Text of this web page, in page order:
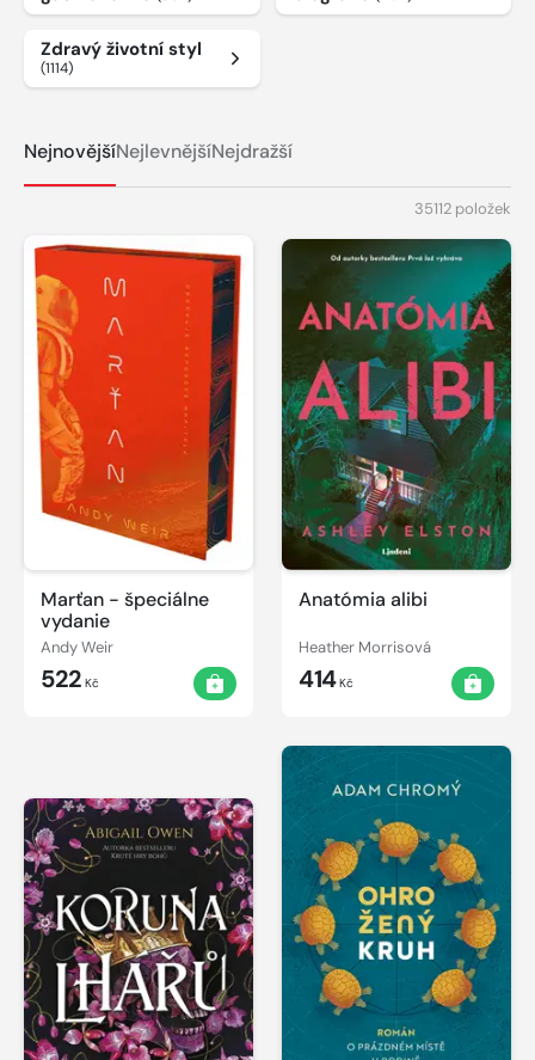
Zdravý životní styl
(1114)
NejnovějšíNejlevnějšíNejdražší
35112 položek
Marťan - špeciálne
vydanie
Andy Weir
522 Kč
Anatómia alibi
Heather Morrisová
414Kč